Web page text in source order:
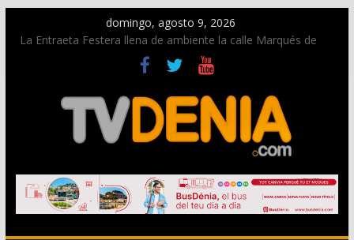
domingo, agosto 9, 2026
La Entraeta Festera llena de ambiente la calle Marqués de
Campo con la recepción a la Capitanía Cristiana
Dos personas fallecen en un grave accidente en la N-332
entre Benissa y Calp
Una nueva oportunidad para donar sangre en Cruz Roja
El bando moro protagonista en la Segunda Entraeta Festera
Paco Adsuar dona al Arxiu de Dénia más de 50.000 imágenes
de la memoria visual de la ciudad